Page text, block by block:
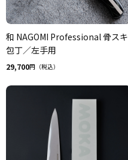
和 NAGOMI Professional 骨スキ
包丁／左手用
29,700円（税込）